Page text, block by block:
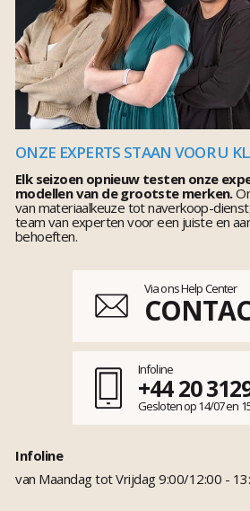
ONZE EXPERTS STAAN VOOR U
Elk seizoen opnieuw testen onze
modellen van de grootste merken.
van materiaalkeuze tot naverkoop-
team van experten voor een juiste en
behoeften.
Via ons Help Center
Infoline
+44 20
Gesloten op 14/07 en
Infoline
van Maandag tot Vrijdag 9:00/12:00 -